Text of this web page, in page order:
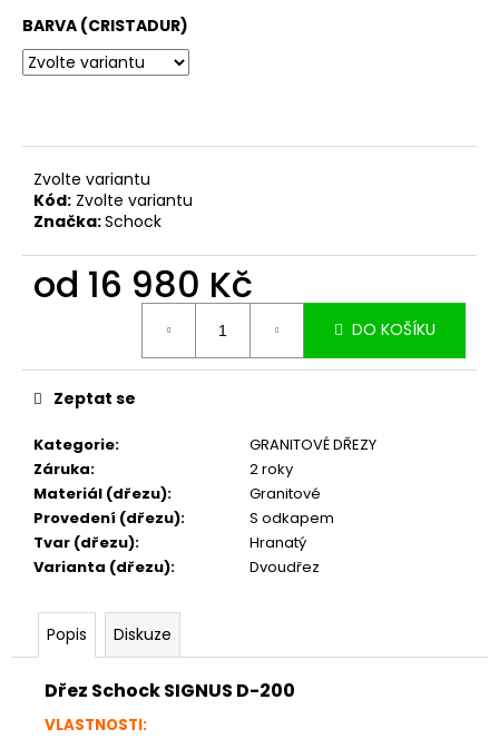
BARVA (CRISTADUR)
Zvolte variantu
Kód: Zvolte variantu
Značka:Schock
od 16 980 Kč
DO KOŠÍKU
Kategorie:
GRANITOVÉ DŘEZY
Záruka:
2 roky
Materiál (dřezu):
Granitové
Provedení (dřezu):
S odkapem
Tvar (dřezu):
Hranatý
Varianta (dřezu): Dvoudřez
Zeptat se
Popis Diskuze
Dřez Schock SIGNUS D-200
VLASTNOSTI:
j
e
m